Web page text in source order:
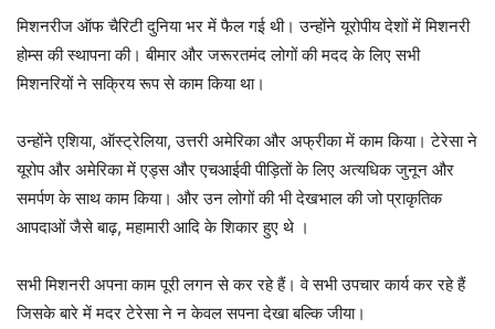
मिशनरीज ऑफ चैरिटी दुनिया भर में फैल गई थी। उन्होंने यूरोपीय देशों में मिशनरी
होम्स की स्थापना की। बीमार और जरूरतमंद लोगों की मदद के लिए सभी
मिशनरियों ने सक्रिय रूप से काम किया था।
उन्होंने एशिया, ऑस्ट्रेलिया, उत्तरी अमेरिका और अफ्रीका में काम किया। टेरेसा ने
यूरोप और अमेरिका में एड्स और एचआईवी पीड़ितों के लिए अत्यधिक जुनून और
समर्पण के साथ काम किया। और उन लोगों की भी देखभाल की जो प्राकृतिक
आपदाओं जैसे बाढ़, महामारी आदि के शिकार हुए थे ।
सभी मिशनरी अपना काम पूरी लगन से कर रहे हैं। वे सभी उपचार कार्य कर रहे हैं
जिसके बारे में मदर टेरेसा ने न केवल सपना देखा बल्कि जीया।